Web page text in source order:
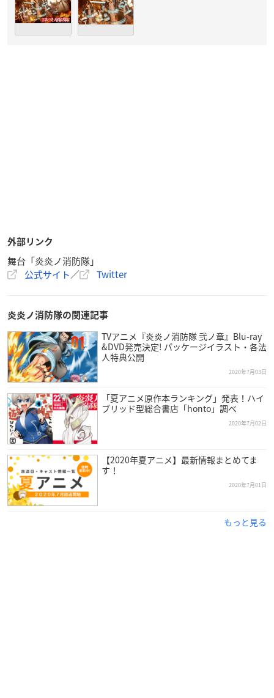
外部リンク
舞台「炎炎ノ消防隊」
公式サイト／ Twitter
炎炎ノ消防隊の関連記事
TVアニメ『炎炎ノ消防隊 弐ノ章』Blu-ray
&DVD発売決定! パッケージイラスト・各法
人特典公開
2020年7月03日
「夏アニメ原作本ランキング」発表！ハイ
ブリッド型総合書店「honto」調べ
2020年7月02日
【2020年夏アニメ】最新情報まとめてま
す！
2020年7月01日
もっと見る